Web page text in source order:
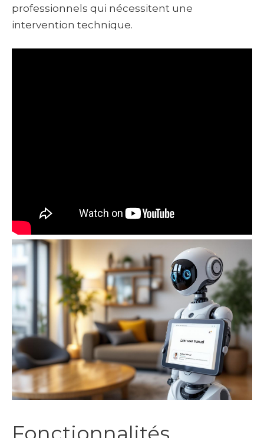
professionnels qui nécessitent une
intervention technique.